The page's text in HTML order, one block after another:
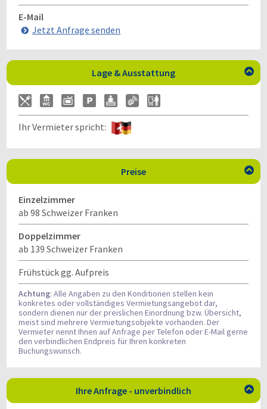
E-Mail
Jetzt Anfrage senden
Lage & Ausstattung 
Ihr Vermieter spricht:
Preise 
Einzelzimmer
ab 98 Schweizer Franken
Doppelzimmer
ab 139 Schweizer Franken
Frühstück gg. Aufpreis
Achtung: Alle Angaben zu den Konditionen stellen kein
konkretes oder vollständiges Vermietungsangebot dar,
sondern dienen nur der preislichen Einordnung bzw. Übersicht,
meist sind mehrere Vermietungsobjekte vorhanden. Der
Vermieter nennt Ihnen auf Anfrage per Telefon oder E-Mail gerne
den verbindlichen Endpreis für Ihren konkreten
Buchungswunsch.
Ihre Anfrage - unverbindlich 